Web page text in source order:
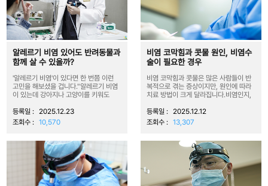
알레르기 비염 있어도 반려동물과
함께 살 수 있을까?
'알레르기 비염'이 있다면 한 번쯤 이런
고민을 해보셨을 겁니다."알레르기 비염
이 있는데 강아지나 고양이를 키워도
등록일 : 2025.12.23
조회수 : 10,570
비염 코막힘과 콧물 원인, 비염수
술이 필요한 경우
비염 코막힘과 콧물은 많은 사람들이 반
복적으로 겪는 증상이지만, 원인에 따라
치료 방법이 크게 달라집니다.비염인지,
등록일 : 2025.12.12
조회수 : 13,307